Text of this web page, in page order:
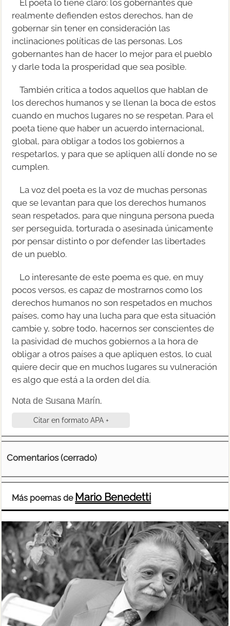
El poeta lo tiene claro: los gobernantes que
realmente defienden estos derechos, han de
gobernar sin tener en consideración las
inclinaciones políticas de las personas. Los
gobernantes han de hacer lo mejor para el pueblo
y darle toda la prosperidad que sea posible.
También critica a todos aquellos que hablan de
los derechos humanos y se llenan la boca de estos
cuando en muchos lugares no se respetan. Para el
poeta tiene que haber un acuerdo internacional,
global, para obligar a todos los gobiernos a
respetarlos, y para que se apliquen allí donde no se
cumplen.
La voz del poeta es la voz de muchas personas
que se levantan para que los derechos humanos
sean respetados, para que ninguna persona pueda
ser perseguida, torturada o asesinada únicamente
por pensar distinto o por defender las libertades
de un pueblo.
Lo interesante de este poema es que, en muy
pocos versos, es capaz de mostrarnos como los
derechos humanos no son respetados en muchos
países, como hay una lucha para que esta situación
cambie y, sobre todo, hacernos ser conscientes de
la pasividad de muchos gobiernos a la hora de
obligar a otros países a que apliquen estos, lo cual
quiere decir que en muchos lugares su vulneración
es algo que está a la orden del día.
Nota de Susana Marín.
Citar en formato APA +
Comentarios (cerrado)
Más poemas de Mario Benedetti